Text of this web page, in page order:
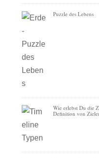
Puzzle des Lebens
Wie erlebst Du die
Definition von